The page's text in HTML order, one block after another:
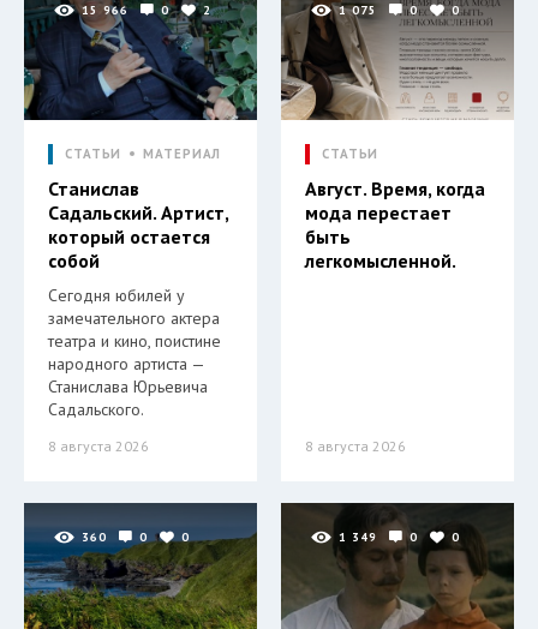
15 966 0 2
СТАТЬИ МАТЕРИАЛ
Станислав
Садальский. Артист,
который остается
собой
Сегодня юбилей у
замечательного актера
театра и кино, поистине
народного артиста —
Станислава Юрьевича
Садальского.
8 августа 2026
1 075 0 0
СТАТЬИ
Август. Время, когда
мода перестает
быть
легкомысленной.
8 августа 2026
360 0 0 1 349 0 0